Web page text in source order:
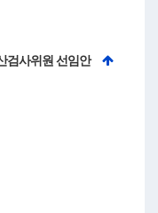
검사위원 선임안